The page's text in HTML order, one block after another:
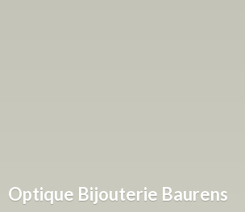
Optique Bijouterie Baurens